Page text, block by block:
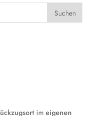
im eigenen